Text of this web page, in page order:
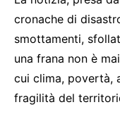
cronache di
smottamenti,
una frana non è
cui clima, povertà,
fragilità del